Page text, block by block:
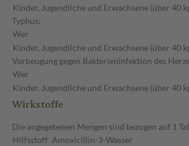
Kinder, Jugendliche und Erwachsene (über 40
Typhus:
Wer
Kinder, Jugendliche und Erwachsene (über 40
Vorbeugung gegen Bakterieninfektion des
Wer
Kinder, Jugendliche und Erwachsene (über 40
Wirkstoffe
Die angegebenen Mengen sind bezogen auf 1
Hilfsstoff Amoxicillin-3-Wasser